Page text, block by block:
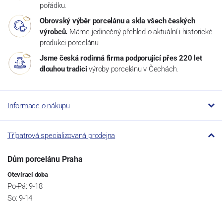
pořádku.
Obrovský výběr porcelánu a skla všech českých
výrobců. Máme jedinečný přehled o aktuální i historické
produkci porcelánu
Jsme česká rodinná firma podporující přes 220 let
dlouhou tradici výroby porcelánu v Čechách.
Informace o nákupu
Třípatrová specializovaná prodejna
Dům porcelánu Praha
Otevírací doba
Po-Pá: 9-18
So: 9-14